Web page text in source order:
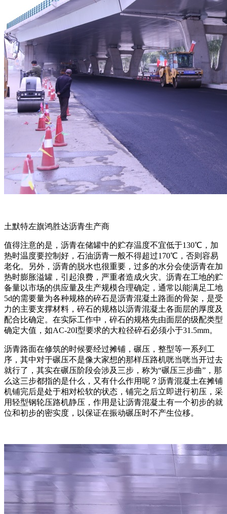
土默特左旗鸿胜达沥青生产商
值得注意的是，沥青在储罐中的贮存温度不宜低于130℃，加
热时温度要控制好，石油沥青一般不得超过170℃，否则容易
老化。另外，沥青的脱水也很重要，过多的水分会使沥青在加
热时膨胀溢罐，引起浪费，严重者造成火灾。沥青在工地的贮
备量以市场的供应量及生产规模合理确定，通常以能满足工地
5d的需要量为各种规格的碎石是沥青混凝土路面的骨架，是受
力的主要支撑材料，碎石的规格以沥青混凝土各面层的厚度及
配合比确定。在实际工作中，碎石的规格先由面层的级配类型
确定大值，如AC-20I型要求的大粒径碎石必须小于31.5mm。
沥青路面在修筑的时候要经过摊铺，碾压，整型等一系列工
序，其中对于碾压不是像大家想的那样压路机咣当咣当开过去
就行了，其实在碾压阶段会涉及三步，称为“碾压三步曲”，那
么这三步都指的是什么，又有什么作用呢？沥青混凝土在摊铺
机铺完后是处于相对松软的状态，铺完之后立即进行初压，采
用轻型钢轮压路机静压，作用是让沥青混凝土有一个初步的就
位和初步的密实度，以保证在振动碾压时不产生位移。